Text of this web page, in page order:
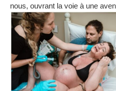
nous, ouvrant la voie à une